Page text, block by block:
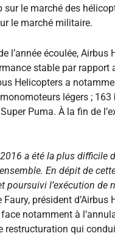
sur le marché des
le marché militaire.
l’année écoulée,
stable par
Helicopters a
légers ;
Puma. À la fin de
2016 a été la plus difficile
En dépit de
poursuivi l’exécution de
Faury, président
notamment à
restructuration qui